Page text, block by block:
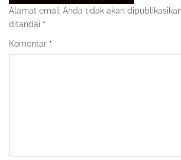
Alamat email Anda tidak akan
ditandai *
Komentar *